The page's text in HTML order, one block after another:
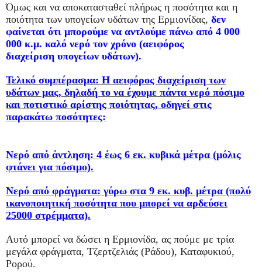
Όμως και να αποκατασταθεί πλήρως η ποσότητα και η
ποιότητα των υπογείων υδάτων της Ερμιονίδας, δεν
φαίνεται ότι μπορούμε να αντλούμε πάνω από 4 000
000 κ.μ. καλό νερό τον χρόνο (αειφόρος
διαχείριση υπογείων υδάτων).
Τελικό συμπέρασμα: Η αειφόρος διαχείριση των
υδάτων μας, δηλαδή το να έχουμε πάντα νερό πόσιμο
και ποτιστικό αρίστης ποιότητας, οδηγεί στις
παρακάτω ποσότητες:
Νερό από άντληση: 4 έως 6 εκ. κυβικά μέτρα (μόλις
φτάνει για πόσιμο).
Νερό από φράγματα: γύρω στα 9 εκ. κυβ. μέτρα (πολύ
ικανοποιητική ποσότητα που μπορεί να αρδεύσει
25000 στρέμματα).
Αυτό μπορεί να δώσει η Ερμιονίδα, ας πούμε με τρία
μεγάλα φράγματα, Τζερτζελιάς (Ράδου), Καταφυκιού,
Ρορού.